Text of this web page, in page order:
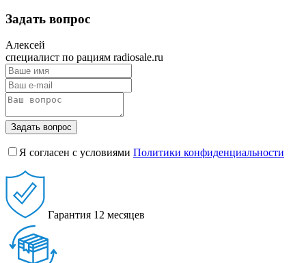
Задать вопрос
Алексей
специалист по рациям radiosale.ru
Задать вопрос
Я согласен с условиями Политики конфиденциальности
Гарантия 12 месяцев